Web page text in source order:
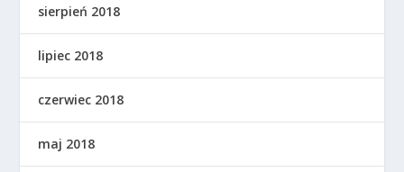
sierpień 2018
lipiec 2018
czerwiec 2018
maj 2018